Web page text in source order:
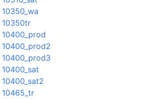
10350_wa
10350tr
10400_prod
10400_prod2
10400_prod3
10400_sat
10400_sat2
10465_tr